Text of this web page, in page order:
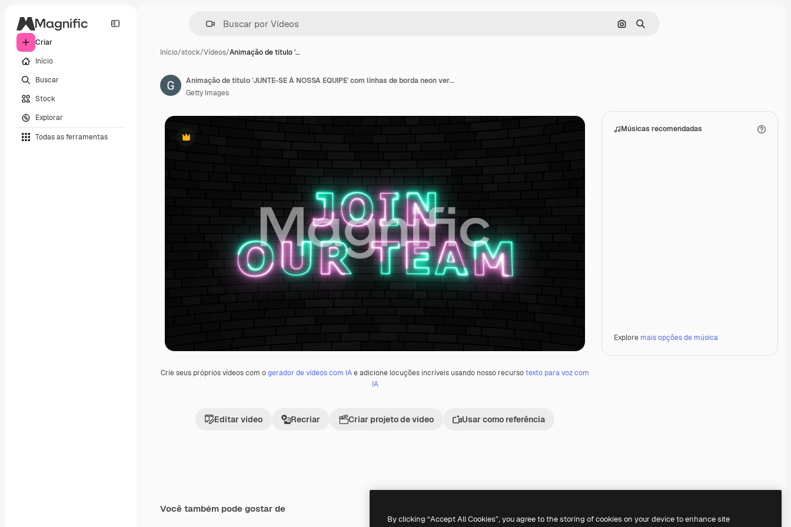
Criar
Início
Buscar
Stock
Explorar
Todas as ferramentas
Pesquisar por imagem
Buscar
Início/stock/Vídeos/Animação de título '…
Premium
Crie seus próprios vídeos com ogerador de vídeos com IAe adicione locuções incríveis usando nosso recursotexto para voz com
IA
Editar vídeo Recriar Criar projeto de vídeo Usar como referência
Músicas recomendadas
Explore mais opções de música
Animação de título 'JUNTE-SE À NOSSA EQUIPE' com linhas de borda neon verdes e rosas. Texto animado simples em loop contínuo. Animação gráfica de tipografia 4k.
Getty Images
Você também pode gostar de
Premium
Premium Premium
Premium
By clicking “Accept All Cookies”, you agree to the storing of cookies on your device to enhance site